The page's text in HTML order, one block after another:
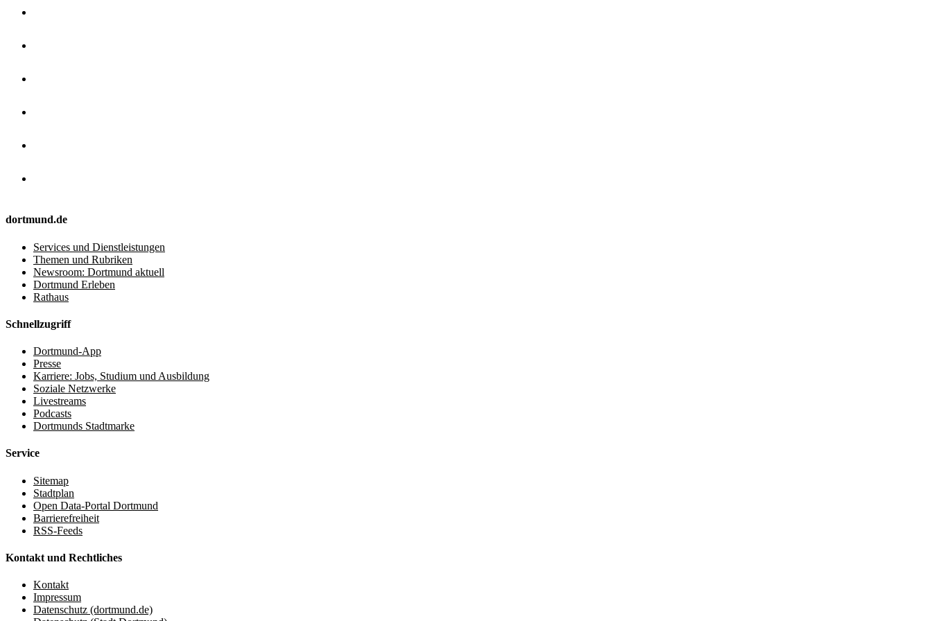
dortmund.de
Services und Dienstleistungen
Themen und Rubriken
Newsroom: Dortmund aktuell
Dortmund Erleben
Rathaus
Schnellzugriff
Dortmund-App
Presse
Karriere: Jobs, Studium und Ausbildung
Soziale Netzwerke
Livestreams
Podcasts
Dortmunds Stadtmarke
Service
Sitemap
Stadtplan
Open Data-Portal Dortmund
Barrierefreiheit
RSS-Feeds
Kontakt und Rechtliches
Kontakt
Impressum
Datenschutz (dortmund.de)